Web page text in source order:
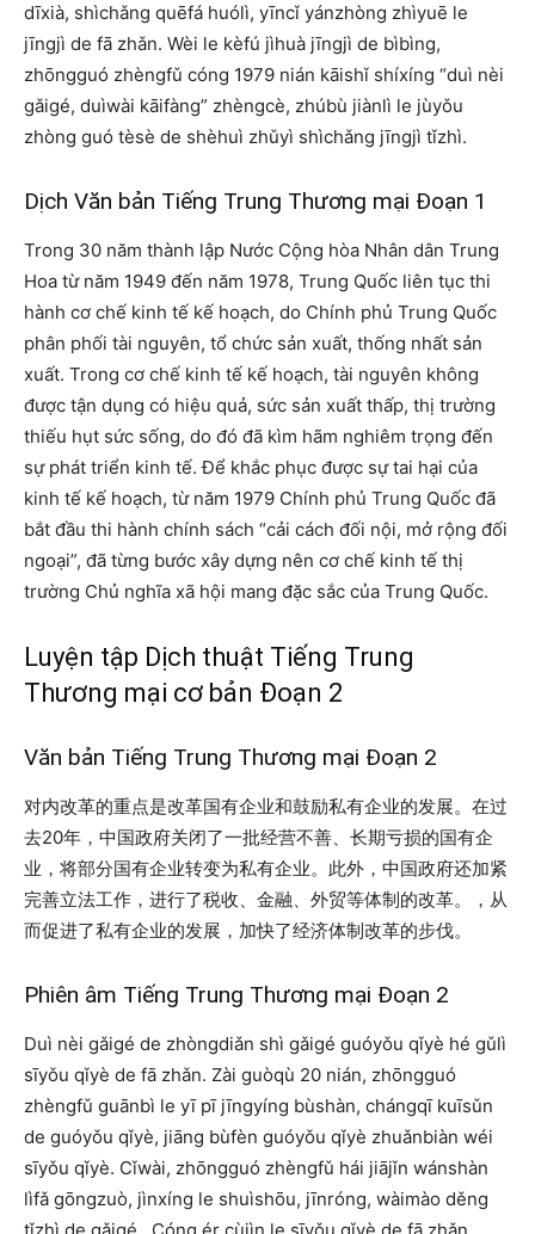
dīxià, shìchǎng quēfá huólì, yīncǐ yánzhòng zhìyuē le
jīngjì de fā zhǎn. Wèi le kèfú jìhuà jīngjì de bìbìng,
zhōngguó zhèngfǔ cóng 1979 nián kāishǐ shíxíng “duì nèi
gǎigé, duìwài kāifàng” zhèngcè, zhúbù jiànlì le jùyǒu
zhòng guó tèsè de shèhuì zhǔyì shìchǎng jīngjì tǐzhì.
Dịch Văn bản Tiếng Trung Thương mại Đoạn 1
Trong 30 năm thành lập Nước Cộng hòa Nhân dân Trung
Hoa từ năm 1949 đến năm 1978, Trung Quốc liên tục thi
hành cơ chế kinh tế kế hoạch, do Chính phủ Trung Quốc
phân phối tài nguyên, tổ chức sản xuất, thống nhất sản
xuất. Trong cơ chế kinh tế kế hoạch, tài nguyên không
được tận dụng có hiệu quả, sức sản xuất thấp, thị trường
thiếu hụt sức sống, do đó đã kìm hãm nghiêm trọng đến
sự phát triển kinh tế. Để khắc phục được sự tai hại của
kinh tế kế hoạch, từ năm 1979 Chính phủ Trung Quốc đã
bắt đầu thi hành chính sách “cải cách đối nội, mở rộng đối
ngoại”, đã từng bước xây dựng nên cơ chế kinh tế thị
trường Chủ nghĩa xã hội mang đặc sắc của Trung Quốc.
Luyện tập Dịch thuật Tiếng Trung
Thương mại cơ bản Đoạn 2
Văn bản Tiếng Trung Thương mại Đoạn 2
对内改革的重点是改革国有企业和鼓励私有企业的发展。在过
去20年，中国政府关闭了一批经营不善、长期亏损的国有企
业，将部分国有企业转变为私有企业。此外，中国政府还加紧
完善立法工作，进行了税收、金融、外贸等体制的改革。，从
而促进了私有企业的发展，加快了经济体制改革的步伐。
Phiên âm Tiếng Trung Thương mại Đoạn 2
Duì nèi gǎigé de zhòngdiǎn shì gǎigé guóyǒu qǐyè hé gǔlì
sīyǒu qǐyè de fā zhǎn. Zài guòqù 20 nián, zhōngguó
zhèngfǔ guānbì le yī pī jīngyíng bùshàn, chángqī kuīsǔn
de guóyǒu qǐyè, jiāng bùfèn guóyǒu qǐyè zhuǎnbiàn wéi
sīyǒu qǐyè. Cǐwài, zhōngguó zhèngfǔ hái jiājǐn wánshàn
lìfǎ gōngzuò, jìnxíng le shuìshōu, jīnróng, wàimào děng